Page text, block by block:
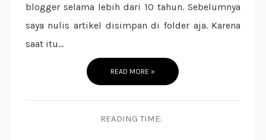
blogger selama lebih dari 10 tahun. Sebelumnya
saya nulis artikel disimpan di folder aja. Karena
saat itu...
READ MORE »
READING TIME: